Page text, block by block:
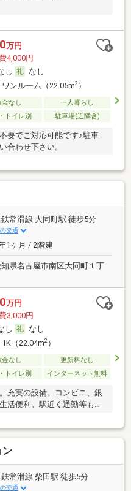
万円
4,000円
し
なし
ワンルーム（22.05m2）
金なし
一人暮らし
トイレ別 駐車場(近隣含)
要でご対応可能です♪駐車
合わせ下さい。
常滑線 大同町駅 徒歩5分
交通
1ヶ月 / 2階建
県名古屋市南区大同町１丁
万円
3,000円
し
なし
（22.04m2）
金なし
更新料なし
トイレ別 インターネット無料
充実の設備。コンビニ、銀
活便利。駅近く通勤等も便
ン
常滑線 柴田駅 徒歩5分
交通